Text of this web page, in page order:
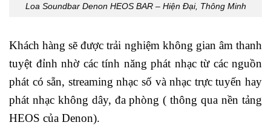
Loa Soundbar Denon HEOS BAR – Hiện Đại, Thông Minh
Khách hàng sẽ được trải nghiệm không gian âm thanh
tuyệt đỉnh nhờ các tính năng phát nhạc từ các nguồn
phát có sẵn, streaming nhạc số và nhạc trực tuyến hay
phát nhạc không dây, đa phòng ( thông qua nền tảng
HEOS của Denon).